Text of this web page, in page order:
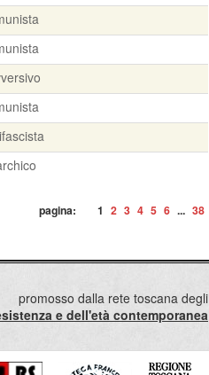
pagina: 1 2 3 4 5 6 ... 38
promosso dalla rete toscana degli
e dell'età contemporanea